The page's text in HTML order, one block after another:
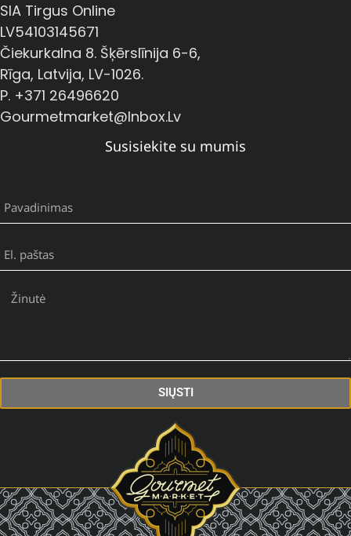
SIA Tirgus Online
LV54103145671
Čiekurkalna 8. Šķērslīnija 6-6,
Rīga, Latvija, LV-1026.
P. +371 26496620
Gourmetmarket@inbox.lv
Susisiekite su mumis
SIŲSTI